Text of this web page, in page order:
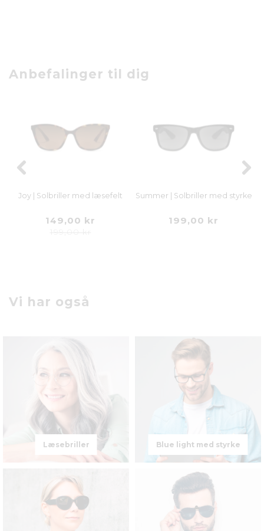
Anbefalinger til dig
Joy | Solbriller med læsefelt
149,00 kr
Summer | Solbriller med styrke
199,00 kr
Vi har også
Læsebriller Blue light med styrke